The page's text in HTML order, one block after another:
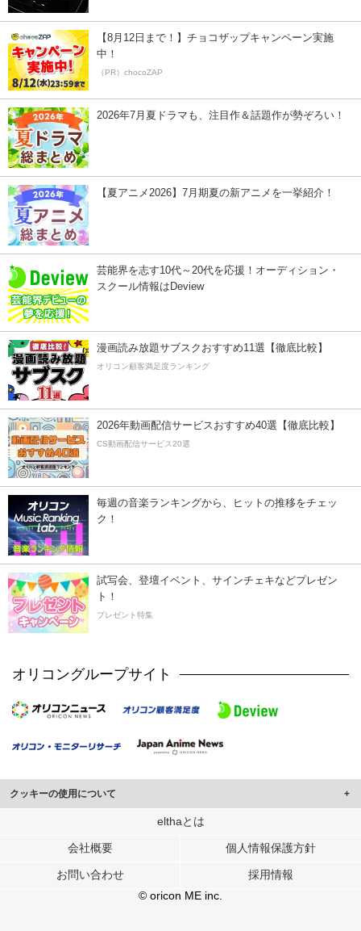
【8月12日まで！】チョコザップキャンペーン実施
中！
（PR）chocoZAP
2026年7月夏ドラマも、注目作＆話題作が勢ぞろい！
【夏アニメ2026】7月期夏の新アニメを一挙紹介！
芸能界を志す10代～20代を応援！オーディション・
スクール情報はDeview
漫画読み放題サブスクおすすめ11選【徹底比較】
オリコン顧客満足度ランキング
2026年動画配信サービスおすすめ40選【徹底比較】
CS動画配信サービス20選
毎週の音楽ランキングから、ヒットの推移をチェッ
ク！
試写会、登壇イベント、サインチェキなどプレゼン
ト！
プレゼント特集
オリコングループサイト
クッキーの使用について
このサイトでは Cookie を使用して、ユーザーに合わせたコンテンツや広告の
行っています。
メディアや広告配信、データ解析の各パートナーに提供しています。
各パートナーは、この情報とユーザーが各パートナーに提供した他の情報や、
ユーザーが各パートナーのサービスを使用したときに収集した他の情報を組み
elthaとは
会社概要 個人情報保護方針
お問い合わせ
採用情報
© oricon ME inc.